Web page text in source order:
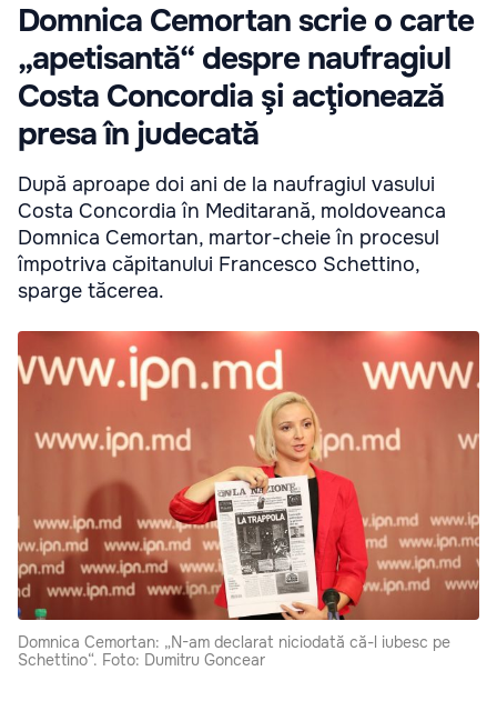
Domnica Cemortan scrie o carte
„apetisantă“ despre naufragiul
Costa Concordia şi acţionează
presa în judecată
După aproape doi ani de la naufragiul vasului
Costa Concordia în Meditarană, moldoveanca
Domnica Cemortan, martor-cheie în procesul
împotriva căpitanului Francesco Schettino,
sparge tăcerea.
Domnica Cemortan: „N-am declarat niciodată că-l iubesc pe
Schettino“. Foto: Dumitru Goncear